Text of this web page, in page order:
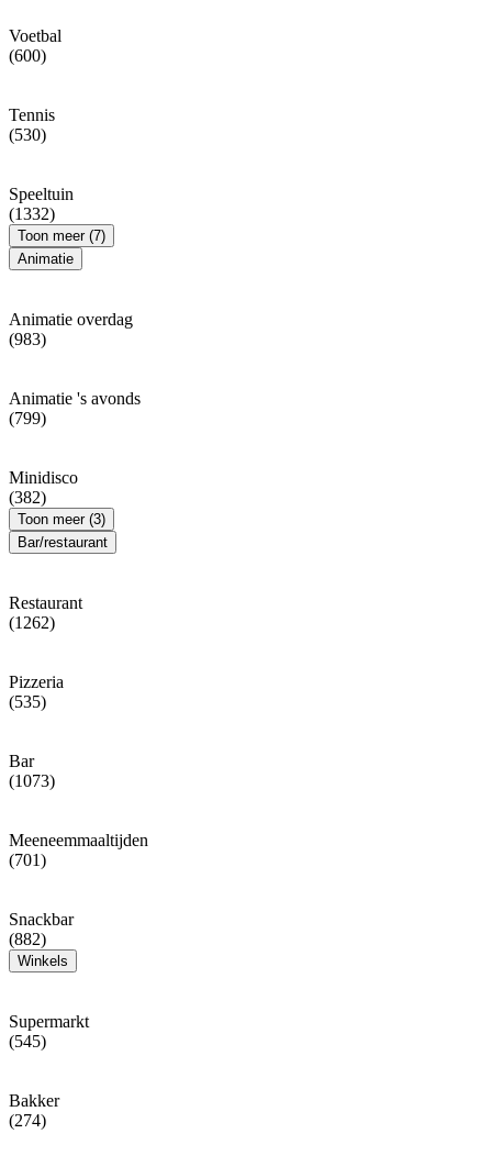
Voetbal
(600)
Tennis
(530)
Speeltuin
(1332)
Toon meer (7)
Animatie
Animatie overdag
(983)
Animatie 's avonds
(799)
Minidisco
(382)
Toon meer (3)
Bar/restaurant
Restaurant
(1262)
Pizzeria
(535)
Bar
(1073)
Meeneemmaaltijden
(701)
Snackbar
(882)
Winkels
Supermarkt
(545)
Bakker
(274)